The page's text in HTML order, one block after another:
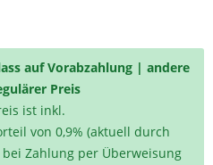
auf Vorabzahlung | andere
Preis
ist inkl.
von 0,9% (aktuell durch
bei Zahlung per Überweisung